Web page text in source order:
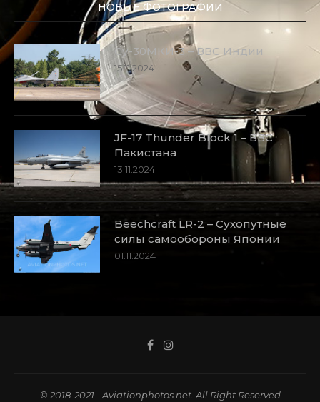
НОВЫЕ ФОТОГРАФИИ
Су-30МКИ-3 – ВВС Индии
15.11.2024
JF-17 Thunder Block 1 – ВВС
Пакистана
13.11.2024
Beechcraft LR-2 – Сухопутные
силы самообороны Японии
01.11.2024
© 2018-2021 - Aviationphotos.net. All Right Reserved